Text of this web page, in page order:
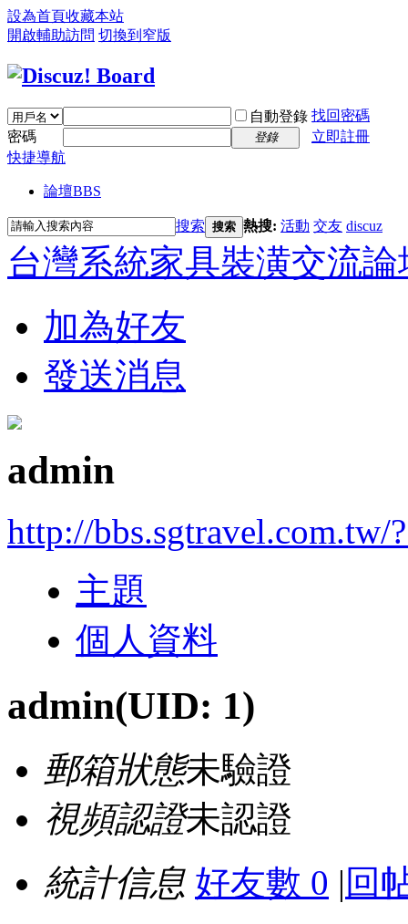
設為首頁收藏本站
開啟輔助訪問 切換到窄版
自動登錄 找回密碼
密碼
登錄
立即註冊
快捷導航
論壇BBS
搜索 搜索 熱搜: 活動 交友 discuz
台灣系統家具裝潢交流論
加為好友
發送消息
admin
http://bbs.sgtravel.com.tw/
主題
個人資料
admin(UID: 1)
郵箱狀態未驗證
視頻認證未認證
統計信息 好友數 0 | 回